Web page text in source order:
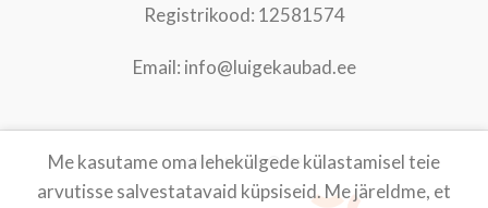
Registrikood: 12581574
Email: info@luigekaubad.ee
LUIGEKAUBAD 2021
Me kasutame oma lehekülgede külastamisel teie
arvutisse salvestatavaid küpsiseid. Me järeldme, et